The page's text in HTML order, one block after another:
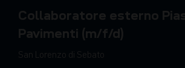
Collaboratore esterno
Pavimenti (m/f/d)
San Lorenzo di Sebato